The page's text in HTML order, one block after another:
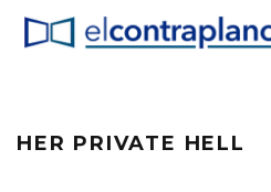
HER PRIVATE HELL